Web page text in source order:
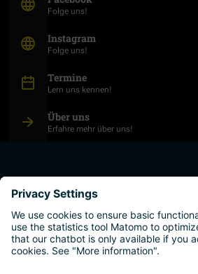
Folge uns!
Instagram
Folge uns!
Termine
Lern uns kennen!
Über uns
Erfahre mehr über uns!
plan your studies
higher education institutions
live and work
why austria?